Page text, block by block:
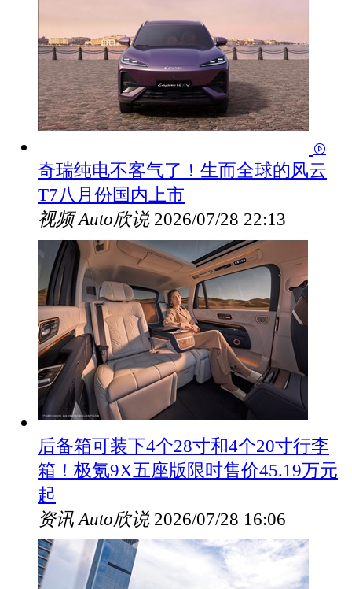
奇瑞纯电不客气了！生而全球的风云
T7八月份国内上市
视频 Auto欣说 2026/07/28 22:13
后备箱可装下4个28寸和4个20寸行李
箱！极氪9X五座版限时售价45.19万元
起
资讯 Auto欣说 2026/07/28 16:06